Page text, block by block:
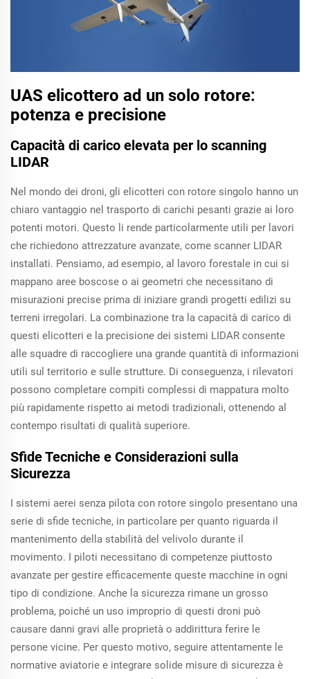
UAS elicottero ad un solo rotore:
potenza e precisione
Capacità di carico elevata per lo scanning
LIDAR
Nel mondo dei droni, gli elicotteri con rotore singolo hanno un
chiaro vantaggio nel trasporto di carichi pesanti grazie ai loro
potenti motori. Questo li rende particolarmente utili per lavori
che richiedono attrezzature avanzate, come scanner LIDAR
installati. Pensiamo, ad esempio, al lavoro forestale in cui si
mappano aree boscose o ai geometri che necessitano di
misurazioni precise prima di iniziare grandi progetti edilizi su
terreni irregolari. La combinazione tra la capacità di carico di
questi elicotteri e la precisione dei sistemi LIDAR consente
alle squadre di raccogliere una grande quantità di informazioni
utili sul territorio e sulle strutture. Di conseguenza, i rilevatori
possono completare compiti complessi di mappatura molto
più rapidamente rispetto ai metodi tradizionali, ottenendo al
contempo risultati di qualità superiore.
Sfide Tecniche e Considerazioni sulla
Sicurezza
I sistemi aerei senza pilota con rotore singolo presentano una
serie di sfide tecniche, in particolare per quanto riguarda il
mantenimento della stabilità del velivolo durante il
movimento. I piloti necessitano di competenze piuttosto
avanzate per gestire efficacemente queste macchine in ogni
tipo di condizione. Anche la sicurezza rimane un grosso
problema, poiché un uso improprio di questi droni può
causare danni gravi alle proprietà o addirittura ferire le
persone vicine. Per questo motivo, seguire attentamente le
normative aviatorie e integrare solide misure di sicurezza è